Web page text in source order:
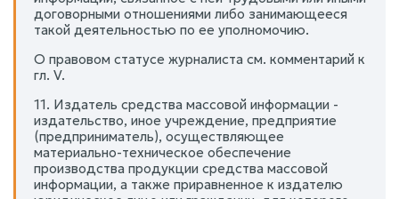
договорными отношениями либо занимающееся
такой деятельностью по ее уполномочию.
О правовом статусе журналиста см. комментарий к
гл. V.
11. Издатель средства массовой информации -
издательство, иное учреждение, предприятие
(предприниматель), осуществляющее
материально-техническое обеспечение
производства продукции средства массовой
информации, а также приравненное к издателю